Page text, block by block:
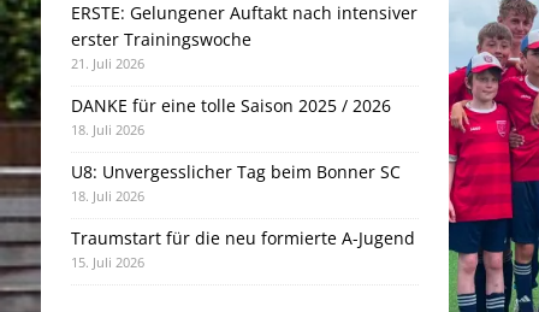
ERSTE: Gelungener Auftakt nach intensiver
erster Trainingswoche
21. Juli 2026
DANKE für eine tolle Saison 2025 / 2026
18. Juli 2026
U8: Unvergesslicher Tag beim Bonner SC
18. Juli 2026
Traumstart für die neu formierte A-Jugend
15. Juli 2026